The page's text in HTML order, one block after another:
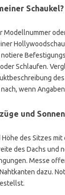
Schaukel?
Modellnummer
Schlaufen.
wenn
und
des Sitzes mit
des Dachs und
Messe
dazu.